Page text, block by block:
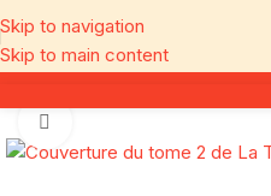
Skip to navigation
Skip to main content